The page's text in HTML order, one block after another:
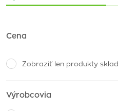
Cena
Zobraziť len produkty
Výrobcovia